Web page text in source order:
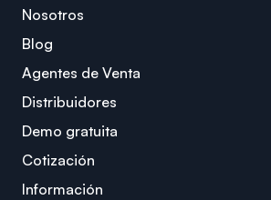
Nosotros
Blog
Agentes de Venta
Distribuidores
Demo gratuita
Cotización
Información